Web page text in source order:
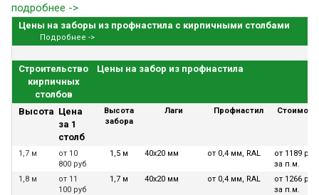
подробнее ->
Цены на заборы из профнастила с кирпичными столбами
Подробнее ->
Строительство
кирпичных
столбов
Цены на забор из профнастила
Высота Цена
за 1
столб
Высота
забора
Лаги Профнастил
1,7 м
от 10
800 руб
1,5 м 40х20 мм от 0,4 мм, RAL
от 1189 руб
за п.м.
1,8 м
от 11
100 руб
1,7 м 40х20 мм от 0,4 мм, RAL
от 1266 руб
за п.м.